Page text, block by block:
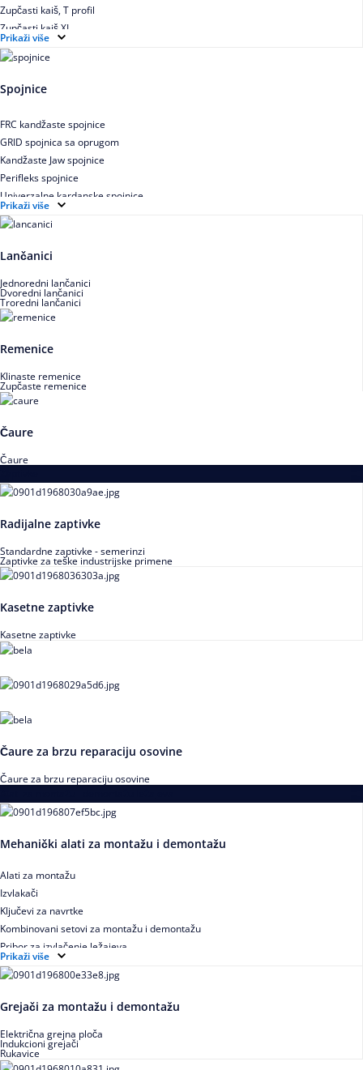
Zupčasti kaiš, T profil
Zupčasti kaiš XL
Zupčasti STD kaiš
Uskoprofilno klinasto remenje
Uskoprofilno klinasto remenje spojeno
Uskoprofilno klinasto remenje XP extra power
Višekanalno remenje PJ,PK
Prikaži više
Spojnice
FRC kandžaste spojnice
GRID spojnica sa oprugom
Kandžaste Jaw spojnice
Perifleks spojnice
Univerzalne kardanske spojnice
Zupčaste spojnice
Prikaži više
Lančanici
Jednoredni lančanici
Dvoredni lančanici
Troredni lančanici
Remenice
Klinaste remenice
Zupčaste remenice
Čaure
Čaure
Radijalne zaptivke
Standardne zaptivke - semerinzi
Zaptivke za teške industrijske primene
Kasetne zaptivke
Kasetne zaptivke
Čaure za brzu reparaciju osovine
Čaure za brzu reparaciju osovine
Mehanički alati za montažu i demontažu
Alati za montažu
Izvlakači
Ključevi za navrtke
Kombinovani setovi za montažu i demontažu
Pribor za izvlačenje ležajeva
Prikaži više
Grejači za montažu i demontažu
Električna grejna ploča
Indukcioni grejači
Rukavice